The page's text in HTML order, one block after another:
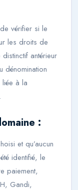
vérifier si le
les droits de
antérieur
dénomination
liée à la
:
et qu’aucun
identifié, le
paiement,
Gandi,